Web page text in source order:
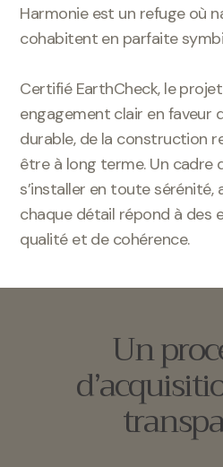
Harmonie est un refuge où
cohabitent en parfaite
Certifié EarthCheck, le
engagement clair en faveur
durable, de la construction
être à long terme. Un cadre
s’installer en toute
chaque détail répond à des
qualité et de cohérence.
Un